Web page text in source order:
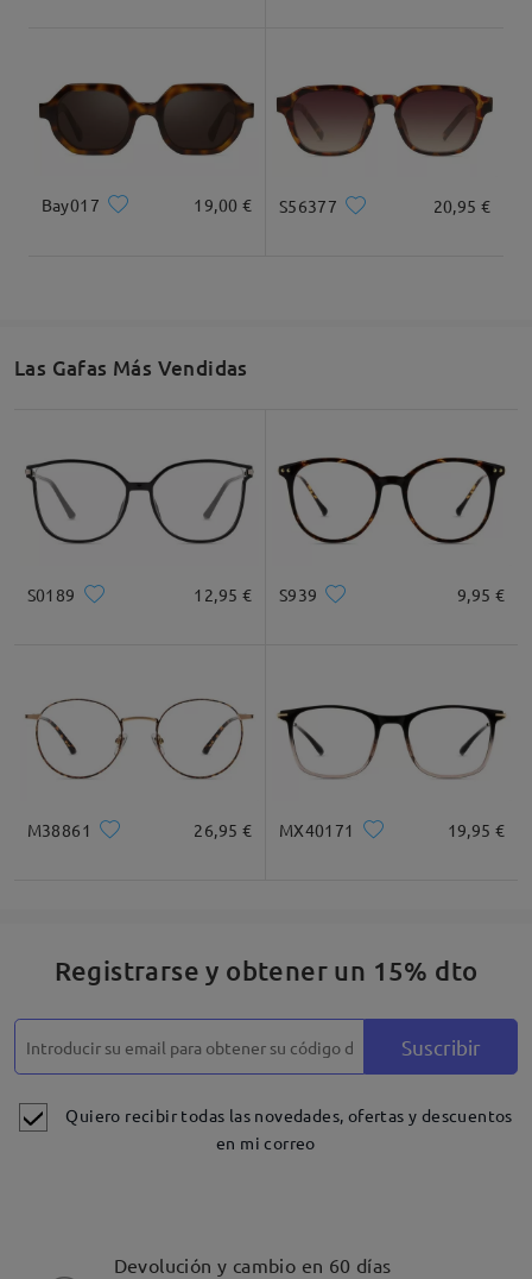
Ancho Total
130mm/ 5.12plg.
Longitud de Patillas
150mm/ 5.91plg.
Descripción del Producto
Bay017 19,00 € S56377 20,95 €
Las Gafas Más Vendidas
S0189 12,95 € S939 9,95 €
M38861 26,95 € MX40171 19,95 €
Registrarse y obtener un 15% dto
Suscribir
Quiero recibir todas las novedades, ofertas y descuentos
en mi correo
Devolución y cambio en 60 días